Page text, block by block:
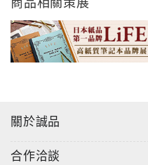
關於誠品
合作洽談